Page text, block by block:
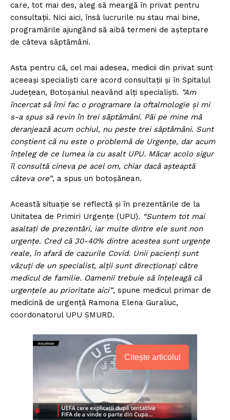
care, tot mai des, aleg să meargă în privat pentru
consultații. Nici aici, însă lucrurile nu stau mai bine,
programările ajungând să aibă termeni de așteptare
de câteva săptămâni.
Asta pentru că, cel mai adesea, medicii din privat sunt
aceeași specialiști care acord consultații și în Spitalul
Județean, Botoșaniul neavând alți specialiști. ”Am
încercat să îmi fac o programare la oftalmologie și mi
s-a spus să revin în trei săptămâni. Păi pe mine mă
deranjează acum ochiul, nu peste trei săptămâni. Sunt
conștient că nu este o problemă de Urgențe, dar acum
înțeleg de ce lumea ia cu asalt UPU. Măcar acolo sigur
îl consultă cineva pe acel om, chiar dacă așteaptă
câteva ore”, a spus un botoșănean.
Această situație se reflectă și în prezentările de la
Unitatea de Primiri Urgențe (UPU). “Suntem tot mai
asaltați de prezentări, iar multe dintre ele sunt non
urgențe. Cred că 30-40% dintre acestea sunt urgențe
reale, în afară de cazurile Covid. Unii pacienți sunt
văzuți de un specialist, alții sunt direcționați către
medicul de familie. Oamenii trebuie să înțeleagă că
urgențele au prioritate aici”, spune medicul primar de
medicină de urgență Ramona Elena Guraliuc,
coordonatorul UPU SMURD.
Citește articolul